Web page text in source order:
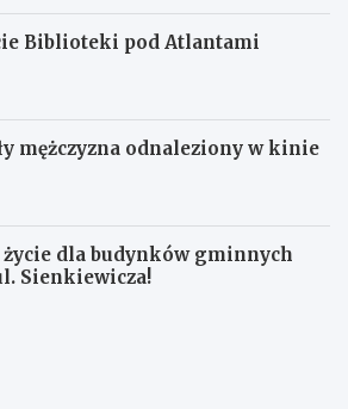
Biblioteki pod Atlantami
mężczyzna odnaleziony w kinie
życie dla budynków gminnych
Sienkiewicza!